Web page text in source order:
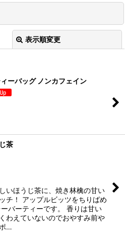
表示順変更
ーバッグ ノンカフェイン
茶
いほうじ茶に、焼き林檎の甘い
チ！ アップルビッツをちりばめ
バーティーです。 香りは甘い
わえていないのでおやすみ前や
…